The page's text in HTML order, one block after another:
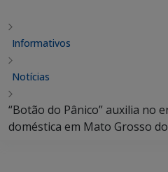
Informativos
Notícias
“Botão do Pânico” auxilia no
doméstica em Mato Grosso